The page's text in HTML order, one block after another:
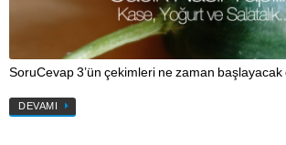
SoruCevap 3’ün çekimleri ne zaman
DEVAMI